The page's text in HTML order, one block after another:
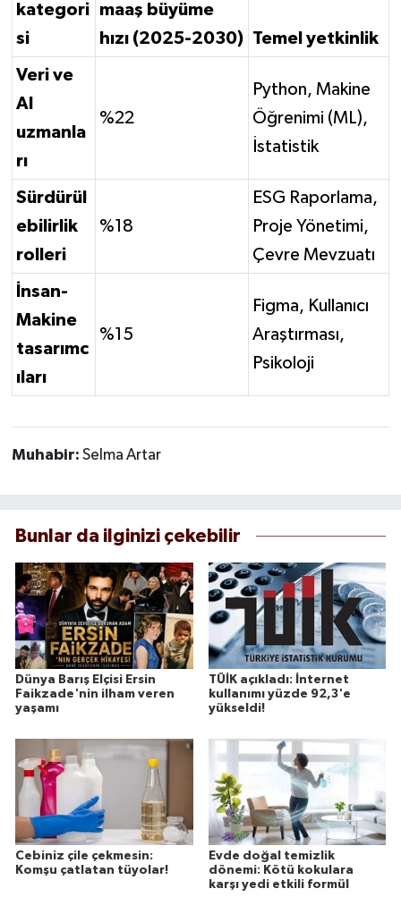
kategori
si
maaş büyüme
hızı (2025-2030) Temel yetkinlik
Veri ve
AI
uzmanla
rı
%22
Python, Makine
Öğrenimi (ML),
İstatistik
Sürdürül
ebilirlik
rolleri
%18
ESG Raporlama,
Proje Yönetimi,
Çevre Mevzuatı
İnsan-
Makine
tasarımc
ıları
%15
Figma, Kullanıcı
Araştırması,
Psikoloji
Muhabir: Selma Artar
Bunlar da ilginizi çekebilir
Dünya Barış Elçisi Ersin
Faikzade'nin ilham veren
yaşamı
TÜİK açıkladı: İnternet
kullanımı yüzde 92,3'e
yükseldi!
Cebiniz çile çekmesin:
Komşu çatlatan tüyolar!
Evde doğal temizlik
dönemi: Kötü kokulara
karşı yedi etkili formül